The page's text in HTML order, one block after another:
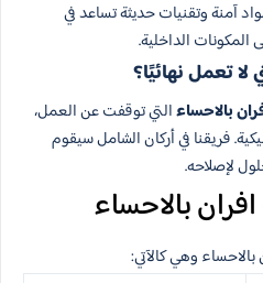
آمنة وتقنيات حديثة تساعد في
المكونات الداخلية.
تعمل نهائيًا؟
بالاحساءالتي توقفت عن العمل،
فريقنا في أركان الشامل سيقوم
لإصلاحه.
بالاحساء
وهي كالآتي: